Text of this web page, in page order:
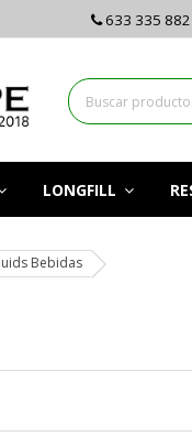
633 335 882
LONGFILL
Bebidas